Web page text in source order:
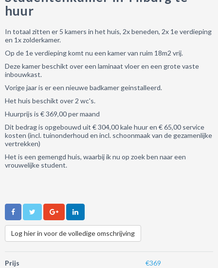
huur
In totaal zitten er 5 kamers in het huis, 2x beneden, 2x 1e verdieping
en 1x zolderkamer.
Op de 1e verdieping komt nu een kamer van ruim 18m2 vrij.
Deze kamer beschikt over een laminaat vloer en een grote vaste
inbouwkast.
Vorige jaar is er een nieuwe badkamer geinstalleerd.
Het huis beschikt over 2 wc's.
Huurprijs is € 369,00 per maand
Dit bedrag is opgebouwd uit € 304,00 kale huur en € 65,00 service
kosten (incl. tuinonderhoud en incl. schoonmaak van de gezamenlijke
vertrekken)
Het is een gemengd huis, waarbij ik nu op zoek ben naar een
vrouwelijke student.
Log hier in voor de volledige omschrijving
Prijs €369